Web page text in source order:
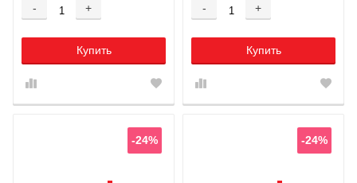
- +
Купить
- +
Купить
-24% -24%